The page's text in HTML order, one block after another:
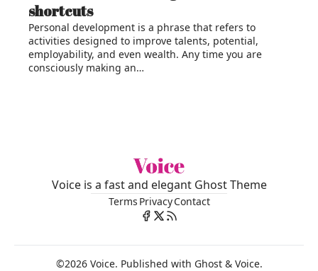
shortcuts
Personal development is a phrase that refers to
activities designed to improve talents, potential,
employability, and even wealth. Any time you are
consciously making an…
Voice is a fast and elegant Ghost Theme
Terms PrivacyContact
©2026 Voice. Published with Ghost & Voice.